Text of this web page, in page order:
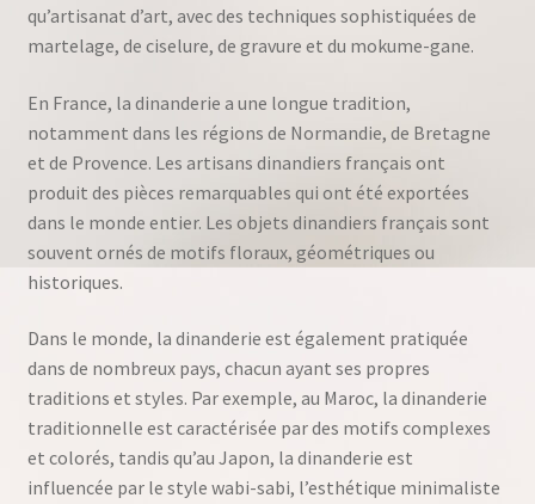
qu’artisanat d’art, avec des techniques sophistiquées de
martelage, de ciselure, de gravure et du mokume-gane.
En France, la dinanderie a une longue tradition,
notamment dans les régions de Normandie, de Bretagne
et de Provence. Les artisans dinandiers français ont
produit des pièces remarquables qui ont été exportées
dans le monde entier. Les objets dinandiers français sont
souvent ornés de motifs floraux, géométriques ou
historiques.
Dans le monde, la dinanderie est également pratiquée
dans de nombreux pays, chacun ayant ses propres
traditions et styles. Par exemple, au Maroc, la dinanderie
traditionnelle est caractérisée par des motifs complexes
et colorés, tandis qu’au Japon, la dinanderie est
influencée par le style wabi-sabi, l’esthétique minimaliste